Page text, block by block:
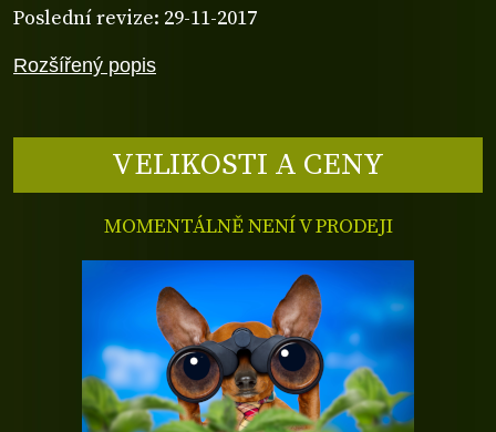
Rozšířený popis
Poslední revize: 29-11-2017
VELIKOSTI A CENY
MOMENTÁLNĚ NENÍ V PRODEJI